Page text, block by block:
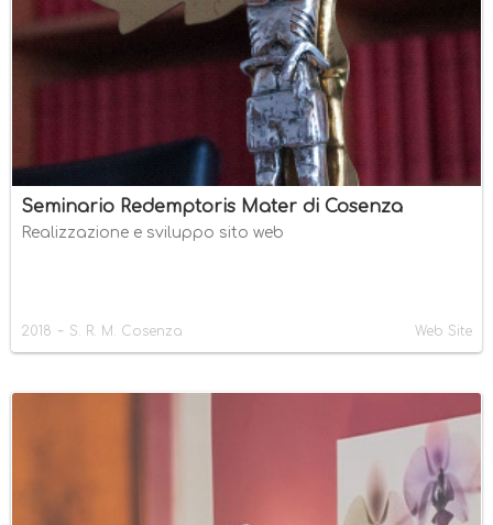
Seminario Redemptoris Mater di Cosenza
Realizzazione e sviluppo sito web
2018 - S. R. M. Cosenza Web Site